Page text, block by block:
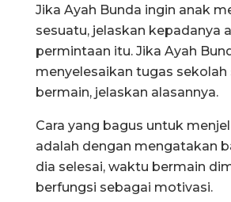
Jika Ayah Bunda ingin anak
sesuatu, jelaskan kepadanya
permintaan itu. Jika Ayah
menyelesaikan tugas sekolah
bermain, jelaskan alasannya.
Cara yang bagus untuk
adalah dengan mengatakan
dia selesai, waktu bermain
berfungsi sebagai motivasi.